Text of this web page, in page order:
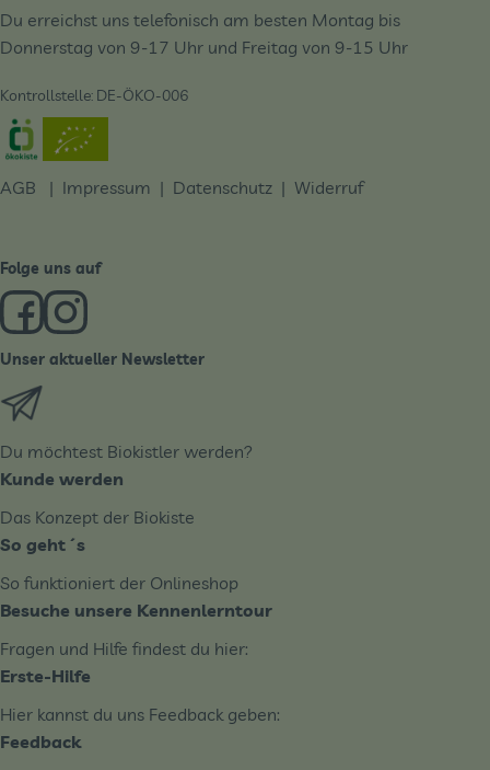
Du erreichst uns telefonisch am besten Montag bis
Donnerstag von 9-17 Uhr und Freitag von 9-15 Uhr
Kontrollstelle: DE-ÖKO-006
Externer Link zu https://www.oekokiste.de/
AGB | Impressum | Datenschutz | Widerruf
Folge uns auf
Externer Link zu https://www.facebook.com/derBiobote/
Externer Link zu https://www.instagram.com/
Unser aktueller Newsletter
Du möchtest Biokistler werden?
Kunde werden
Das Konzept der Biokiste
So geht´s
So funktioniert der Onlineshop
Besuche unsere Kennenlerntour
Fragen und Hilfe findest du hier:
Erste-Hilfe
Hier kannst du uns Feedback geben:
Feedback